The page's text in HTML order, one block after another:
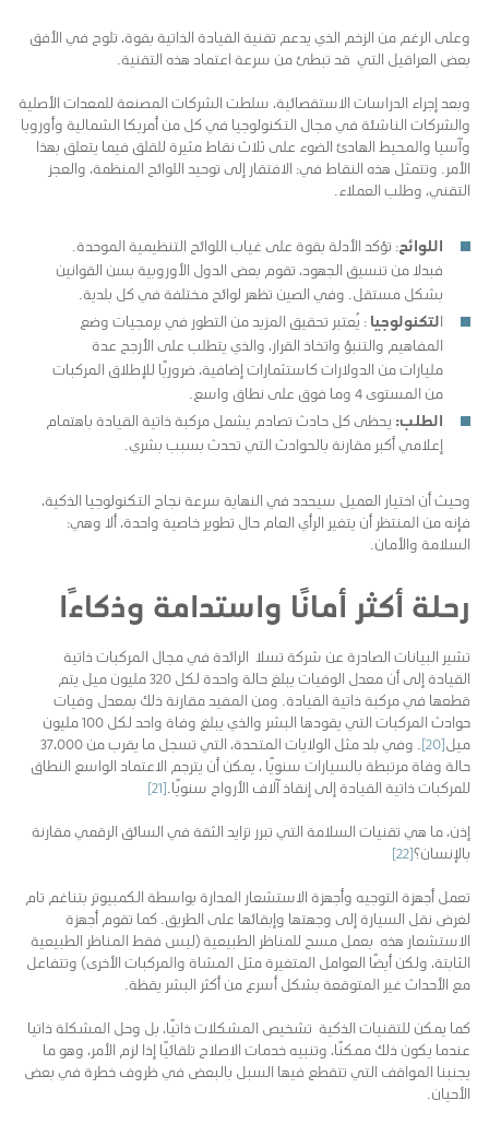
وعلى الرغم من الزخم الذي يدعم تقنية القيادة الذاتية بقوة، تلوح في الأفق
بعض العراقيل التي قد تبطئ من سرعة اعتماد هذه التقنية.
وبعد إجراء الدراسات الاستقصائية، سلطت الشركات المصنعة للمعدات الأصلية
والشركات الناشئة في مجال التكنولوجيا في كل من أمريكا الشمالية وأوروبا
وآسيا والمحيط الهادئ الضوء على ثلاث نقاط مثيرة للقلق فيما يتعلق بهذا
الأمر. وتتمثل هذه النقاط في: الافتقار إلى توحيد اللوائح المنظمة، والعجز
التقني، وطلب العملاء.
اللوائح: تؤكد الأدلة بقوة على غياب اللوائح التنظيمية الموحدة.
فبدلا من تنسيق الجهود، تقوم بعض الدول الأوروبية بسن القوانين
بشكل مستقل. وفي الصين تظهر لوائح مختلفة في كل بلدية.
التكنولوجيا : يُعتبر تحقيق المزيد من التطور في برمجيات وضع
المفاهيم والتنبؤ واتخاذ القرار، والذي يتطلب على الأرجح عدة
مليارات من الدولارات كاستثمارات إضافية، ضروريًا للإطلاق المركبات
من المستوى 4 وما فوق على نطاق واسع.
الطلب: يحظى كل حادث تصادم يشمل مركبة ذاتية القيادة باهتمام
إعلامي أكبر مقارنة بالحوادث التي تحدث بسبب بشري.
وحيث أن اختيار العميل سيحدد في النهاية سرعة نجاح التكنولوجيا الذكية،
فإنه من المنتظر أن يتغير الرأي العام حال تطوير خاصية واحدة، ألا وهي:
السلامة والأمان.
رحلة أكثر أمانًا واستدامة وذكاءًا
تشير البيانات الصادرة عن شركة تسلا الرائدة في مجال المركبات ذاتية
القيادة إلى أن معدل الوفيات يبلغ حالة واحدة لكل 320 مليون ميل يتم
قطعها في مركبة ذاتية القيادة. ومن المفيد مقارنة ذلك بمعدل وفيات
حوادث المركبات التي يقودها البشر والذي يبلغ وفاة واحد لكل 100 مليون
ميل[20]
. وفي بلد مثل الولايات المتحدة، التي تسجل ما يقرب من 37،000
حالة وفاة مرتبطة بالسيارات سنويًا ، يمكن أن يترجم الاعتماد الواسع النطاق
للمركبات ذاتية القيادة إلى إنقاذ آلاف الأرواح سنويًا.[21]
إذن، ما هي تقنيات السلامة التي تبرر تزايد الثقة في السائق الرقمي مقارنة
بالإنسان؟[22]
تعمل أجهزة التوجيه وأجهزة الاستشعار المدارة بواسطة الكمبيوتر بتناغم تام
لغرض نقل السيارة إلى وجهتها وإبقائها على الطريق. كما تقوم أجهزة
الاستشعار هذه بعمل مسح للمناظر الطبيعية (ليس فقط المناظر الطبيعية
الثابتة، ولكن أيضًا العوامل المتغيرة مثل المشاة والمركبات الأخرى) وتتفاعل
مع الأحداث غير المتوقعة بشكل أسرع من أكثر البشر يقظة.
كما يمكن للتقنيات الذكية تشخيص المشكلات ذاتيًا، بل وحل المشكلة ذاتيا
عندما يكون ذلك ممكنًا، وتنبيه خدمات الاصلاح تلقائيًا إذا لزم الأمر، وهو ما
يجنبنا المواقف التي تتقطع فيها السبل بالبعض في ظروف خطرة في بعض
الأحيان.